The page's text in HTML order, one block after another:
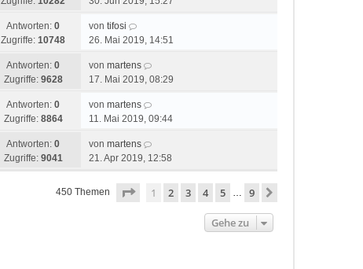
Antworten: 0
Zugriffe: 10748
von tifosi
26. Mai 2019, 14:51
Antworten: 0
Zugriffe: 9628
von martens
17. Mai 2019, 08:29
Antworten: 0
Zugriffe: 8864
von martens
11. Mai 2019, 09:44
Antworten: 0
Zugriffe: 9041
von martens
21. Apr 2019, 12:58
450 Themen Seite von9
1 2 3 4 5 … 9
Gehe zu